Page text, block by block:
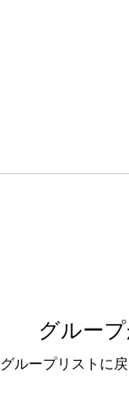
グルー
グループリストに